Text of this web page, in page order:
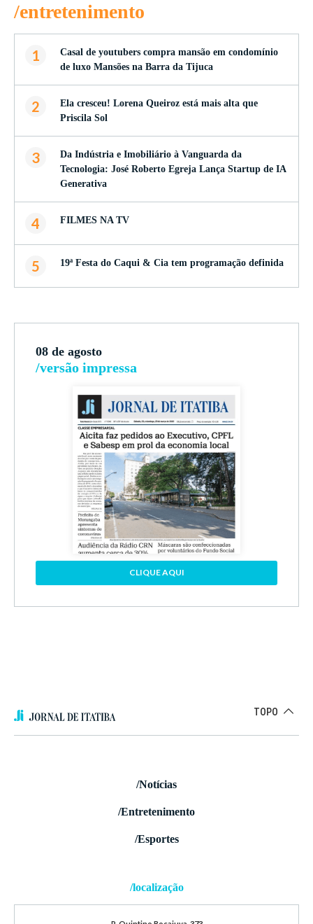
/entretenimento
1
Casal de youtubers compra mansão em condomínio
de luxo Mansões na Barra da Tijuca
2
Ela cresceu! Lorena Queiroz está mais alta que
Priscila Sol
3
Da Indústria e Imobiliário à Vanguarda da
Tecnologia: José Roberto Egreja Lança Startup de IA
Generativa
4 FILMES NA TV
5 19ª Festa do Caqui & Cia tem programação definida
08 de agosto
/versão impressa
CLIQUE AQUI
TOPO
/Notícias
/Entretenimento
/Esportes
/localização